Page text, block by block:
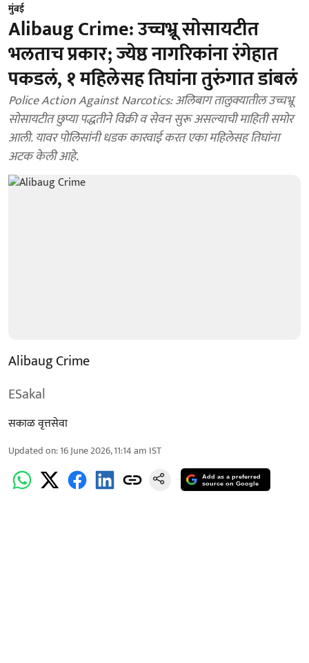
मुंबई
Alibaug Crime: उच्चभ्रू सोसायटीत
भलताच प्रकार; ज्येष्ठ नागरिकांना रंगेहात
पकडलं, १ महिलेसह तिघांना तुरुंगात डांबलं
Police Action Against Narcotics: अलिबाग तालुक्यातील उच्चभ्रू
सोसायटीत छुप्या पद्धतीने विक्री व सेवन सुरू असल्याची माहिती समोर
आली. यावर पोलिसांनी धडक कारवाई करत एका महिलेसह तिघांना
अटक केली आहे.
Alibaug Crime
ESakal
सकाळ वृत्तसेवा
Updated on:16 June 2026, 11:14 am IST
Add as a preferred
source on Google